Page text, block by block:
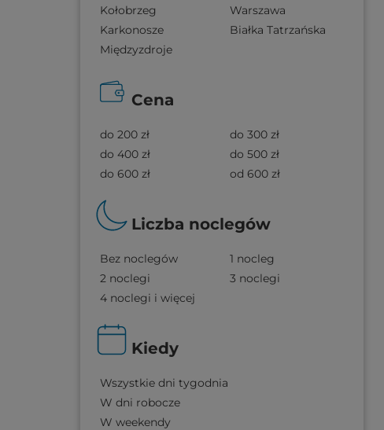
Kołobrzeg
Warszawa
Karkonosze
Białka Tatrzańska
Międzyzdroje
Cena
do 200 zł
do 300 zł
do 400 zł
do 500 zł
do 600 zł
od 600 zł
Liczba noclegów
Bez noclegów
1 nocleg
2 noclegi
3 noclegi
4 noclegi i więcej
Kiedy
Wszystkie dni tygodnia
W dni robocze
W weekendy